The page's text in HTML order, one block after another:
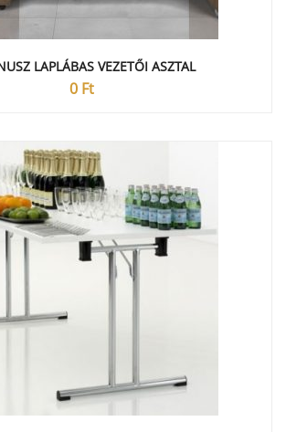
LAPLÁBAS VEZETŐI ASZTAL
0 Ft